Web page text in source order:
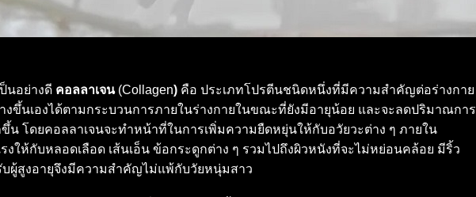
นอย่างดี คอลลาเจน(Collagen) คือ ประเภทโปรตีนชนิดหนึ่งที่มีความสำคัญต่อร่างกาย
ขึ้นเองได้ตามกระบวนการภายในร่างกายในขณะที่ยังมีอายุน้อย และจะลดปริมาณการ
ขึ้น โดยคอลลาเจนจะทำหน้าที่ในการเพิ่มความยืดหยุ่นให้กับอวัยวะต่าง ๆ ภายใน
งให้กับหลอดเลือด เส้นเอ็น ข้อกระดูกต่าง ๆ รวมไปถึงผิวหนังที่จะไม่หย่อนคล้อย มีริ้ว
บผู้สูงอายุจึงมีความสำคัญไม่แพ้กับวัยหนุ่มสาว